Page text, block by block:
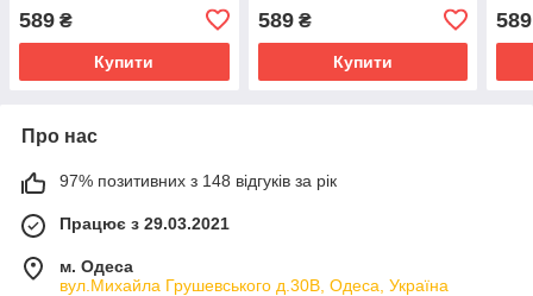
589 ₴
Купити
589₴
Купити
589
Про нас
97% позитивних з 148 відгуків за рік
Працює з 29.03.2021
м. Одеса
вул.Михайла Грушевського д.30В, Одеса, Україна